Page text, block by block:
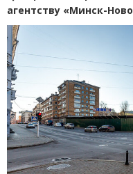
агентству «Минск-